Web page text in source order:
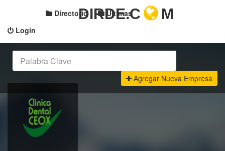
Login
Directorio Últimas
DIRDE.C M
Agregar Nueva Empresa